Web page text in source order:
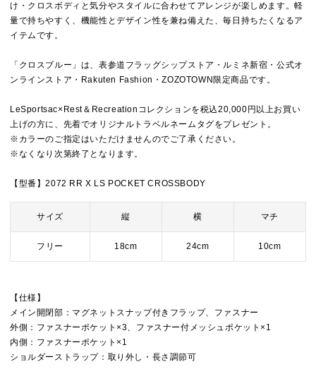
け・クロスボディと気分やスタイルに合わせてアレンジが楽しめます。軽
量で持ちやすく、機能性とデザイン性を兼ね備えた、毎日持ちたくなるア
イテムです。
「クロスブルー」は、表参道フラッグシップストア・ルミネ新宿・公式オ
ンラインストア・Rakuten Fashion・ZOZOTOWN限定商品です。
LeSportsac×Rest＆Recreationコレクションを税込20,000円以上お買い
上げの方に、先着でオリジナルトラベルネームタグをプレゼント。
※カラーのご指定はいただけませんのでご了承ください。
※なくなり次第終了となります。
【型番】2072 RR X LS POCKET CROSSBODY
サイズ 縦 横 マチ
フリー 18cm 24cm 10cm
【仕様】
メイン開閉部：マグネットスナップ付きフラップ、ファスナー
外側：ファスナーポケット×3、ファスナー付メッシュポケット×1
内側：ファスナーポケット×1
ショルダーストラップ：取り外し・長さ調節可